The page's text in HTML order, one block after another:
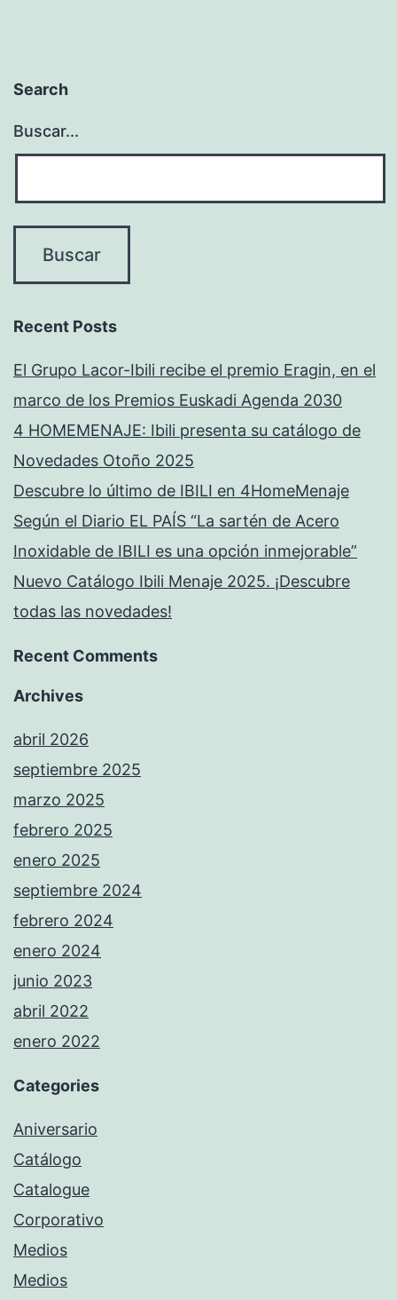
Search
Buscar...
Recent Posts
El Grupo Lacor-Ibili recibe el premio Eragin, en el
marco de los Premios Euskadi Agenda 2030
4 HOMEMENAJE: Ibili presenta su catálogo de
Novedades Otoño 2025
Descubre lo último de IBILI en 4HomeMenaje
Según el Diario EL PAÍS “La sartén de Acero
Inoxidable de IBILI es una opción inmejorable”
Nuevo Catálogo Ibili Menaje 2025. ¡Descubre
todas las novedades!
Recent Comments
Archives
abril 2026
septiembre 2025
marzo 2025
febrero 2025
enero 2025
septiembre 2024
febrero 2024
enero 2024
junio 2023
abril 2022
enero 2022
Categories
Aniversario
Catálogo
Catalogue
Corporativo
Medios
Medios